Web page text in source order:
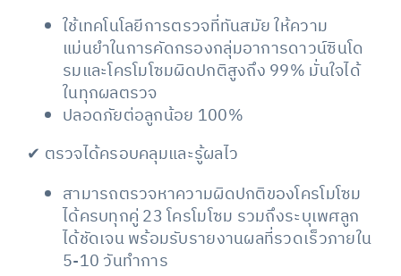
ใช้เทคโนโลยีการตรวจที่ทันสมัย ให้ความ
แม่นยำในการคัดกรองกลุ่มอาการดาวน์ซินโด
รมและโครโมโซมผิดปกติสูงถึง 99% มั่นใจได้
ในทุกผลตรวจ
ปลอดภัยต่อลูกน้อย 100%
✔ ตรวจได้ครอบคลุมและรู้ผลไว
สามารถตรวจหาความผิดปกติของโครโมโซม
ได้ครบทุกคู่ 23 โครโมโซม รวมถึงระบุเพศลูก
ได้ชัดเจน พร้อมรับรายงานผลที่รวดเร็วภายใน
5-10 วันทำการ